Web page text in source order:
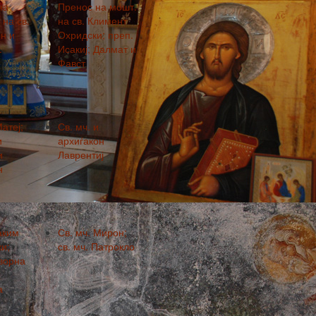
св.
и
Пренос на мошт.
на св. Климент
Охридски; преп.
Исакиј; Далмат и
Фавст
23
Св. мч. и
архиѓакон
Лаврентиј
30
Св. мч. Мирон;
св. мч. Патрокло